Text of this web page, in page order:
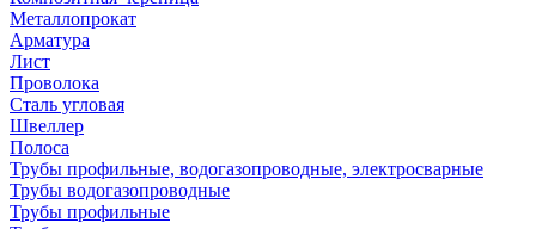
Металлопрокат
Арматура
Лист
Проволока
Сталь угловая
Швеллер
Полоса
Трубы профильные, водогазопроводные, электросварные
Трубы водогазопроводные
Трубы профильные